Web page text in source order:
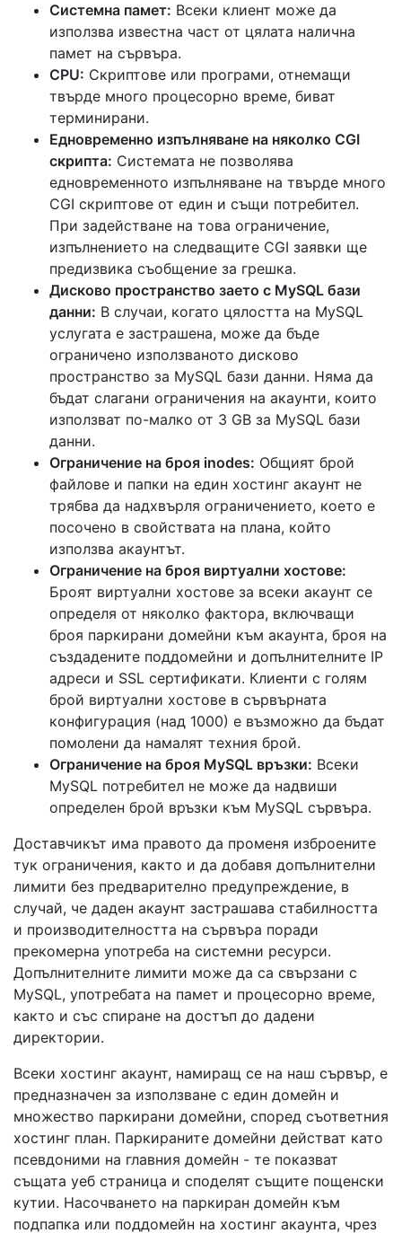
Системна памет: Всеки клиент може да
използва известна част от цялата налична
памет на сървъра.
CPU: Скриптове или програми, отнемащи
твърде много процесорно време, биват
терминирани.
Едновременно изпълняване на няколко CGI
скрипта: Системата не позволява
едновременното изпълняване на твърде много
CGI скриптове от един и същи потребител.
При задействане на това ограничение,
изпълнението на следващите CGI заявки ще
предизвика съобщение за грешка.
Дисково пространство заето с MySQL бази
данни: В случаи, когато цялостта на MySQL
услугата е застрашена, може да бъде
ограничено използваното дисково
пространство за MySQL бази данни. Няма да
бъдат слагани ограничения на акаунти, които
използват по-малко от 3 GB за MySQL бази
данни.
Ограничение на броя inodes: Общият брой
файлове и папки на един хостинг акаунт не
трябва да надхвърля ограничението, което е
посочено в свойствата на плана, който
използва акаунтът.
Ограничение на броя виртуални хостове:
Броят виртуални хостове за всеки акаунт се
определя от няколко фактора, включващи
броя паркирани домейни към акаунта, броя на
създадените поддомейни и допълнителните IP
адреси и SSL сертификати. Клиенти с голям
брой виртуални хостове в сървърната
конфигурация (над 1000) е възможно да бъдат
помолени да намалят техния брой.
Ограничение на броя MySQL връзки: Всеки
MySQL потребител не може да надвиши
определен брой връзки към MySQL сървъра.
Доставчикът има правото да променя изброените
тук ограничения, както и да добавя допълнителни
лимити без предварително предупреждение, в
случай, че даден акаунт застрашава стабилността
и производителността на сървъра поради
прекомерна употреба на системни ресурси.
Допълнителните лимити може да са свързани с
MySQL, употребата на памет и процесорно време,
както и със спиране на достъп до дадени
директории.
Всеки хостинг акаунт, намиращ се на наш сървър, е
предназначен за използване с един домейн и
множество паркирани домейни, според съответния
хостинг план. Паркираните домейни действат като
псевдоними на главния домейн - те показват
същата уеб страница и споделят същите пощенски
кутии. Насочването на паркиран домейн към
подпапка или поддомейн на хостинг акаунта, чрез